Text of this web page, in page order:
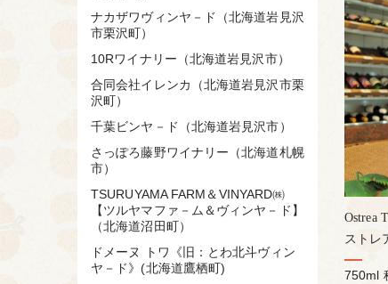
Ostrea
ストレ
750ml
ナカザワヴィンヤ－ド（北海道岩見沢
市栗沢町）
10Rワイナリー（北海道岩見沢市）
合同会社イレンカ（北海道岩見沢市栗
沢町）
千葉ビンヤ－ド（北海道岩見沢市）
さっぽろ藤野ワイナリー（北海道札幌
市）
TSURUYAMA FARM＆VINYARD㈱
【ツルヤマファ－ム＆ヴィンヤ－ド】
（北海道沼田町）
ドメーヌ トワ《旧：とわ北斗ヴィン
ヤ－ド》(北海道鷹栖町)